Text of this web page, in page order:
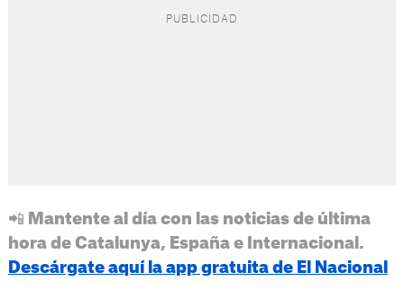
📲 Mantente al día con las noticias de última
hora de Catalunya, España e Internacional.
Descárgate aquí la app gratuita de El Nacional